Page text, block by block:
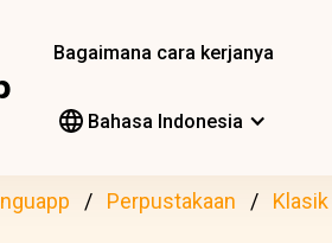
Bagaimana cara kerjanya
Bahasa Indonesia
Perpustakaan Klasik